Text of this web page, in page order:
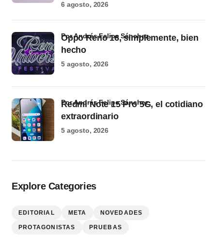
6 agosto, 2026
Oppo Reno 16, simplemente, bien
hecho
por Andrés Felipe Sánchez
5 agosto, 2026
Redmi Note 15 Pro 5G, el cotidiano
extraordinario
por Andrés Felipe Sánchez
5 agosto, 2026
Explore Categories
EDITORIAL META NOVEDADES
PROTAGONISTAS PRUEBAS